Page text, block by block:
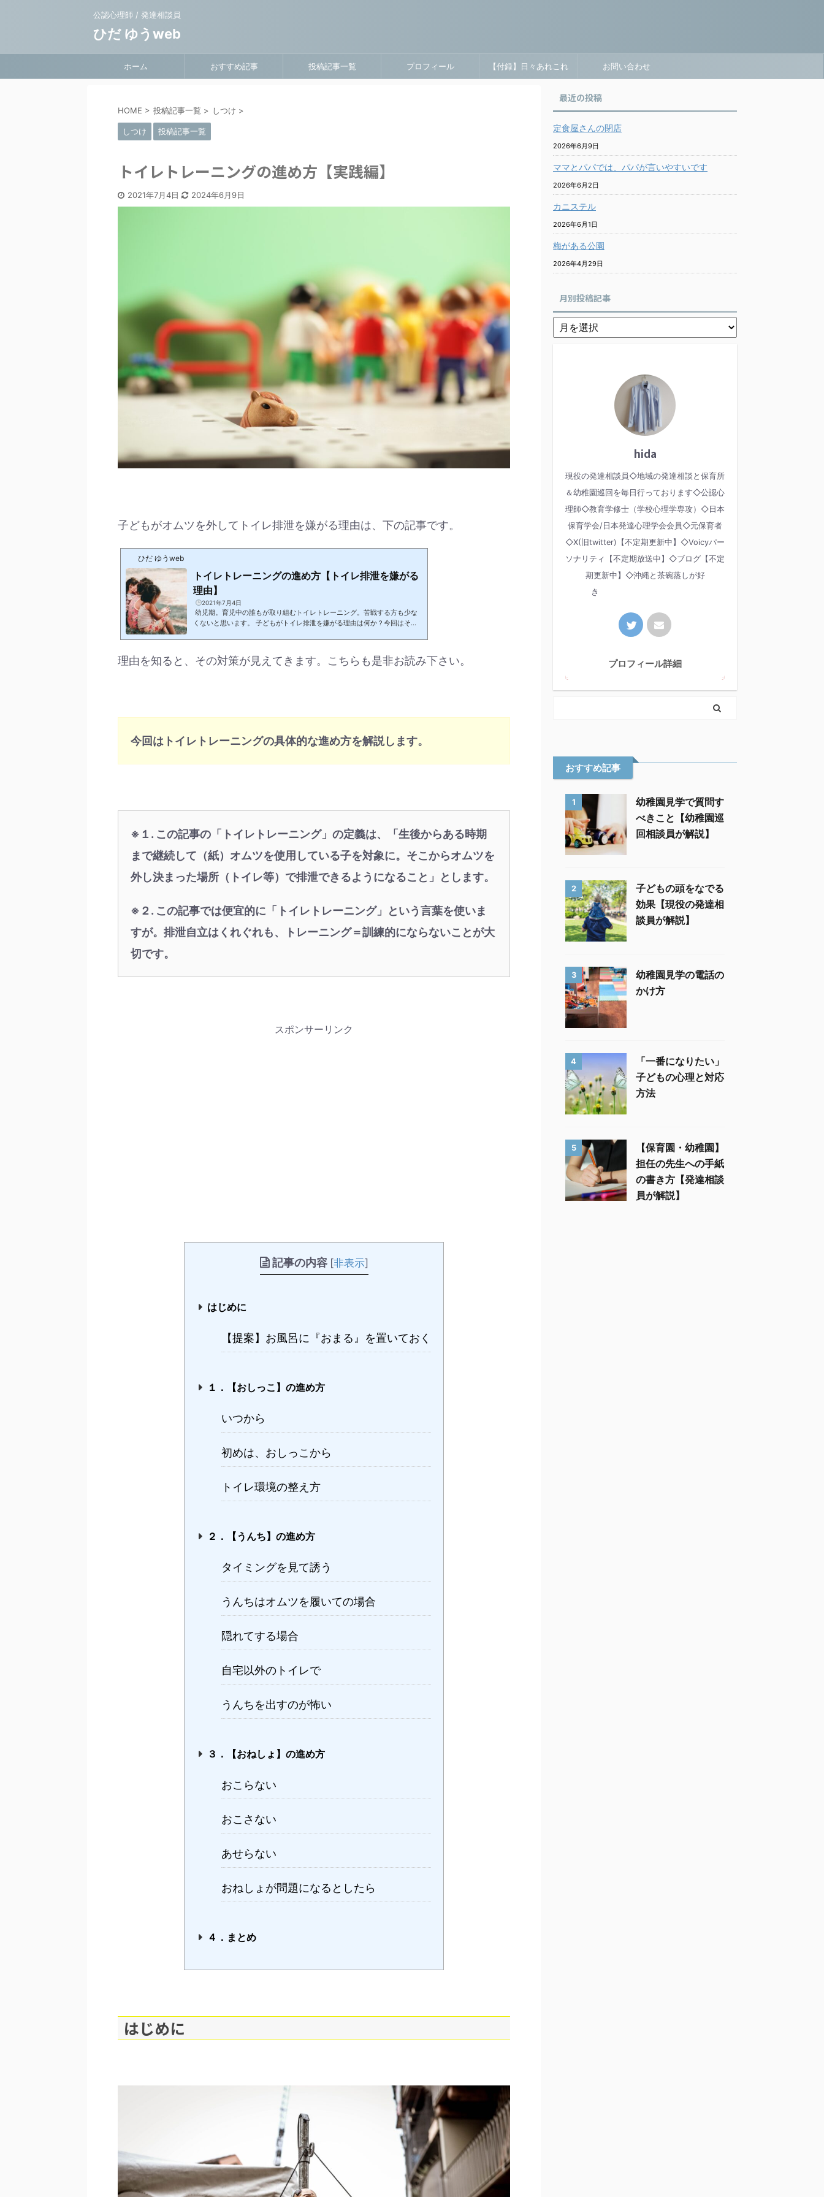
公認心理師 / 発達相談員
ひだ ゆうweb
ホーム おすすめ記事 投稿記事一覧 プロフィール 【付録】日々あれこれ お問い合わせ
HOME > 投稿記事一覧 > しつけ >
しつけ 投稿記事一覧
トイレトレーニングの進め方【実践編】
2021年7月4日 2024年6月9日
子どもがオムツを外してトイレ排泄を嫌がる理由は、下の記事です。
ひだ ゆうweb
トイレトレーニングの進め方【トイレ排泄を嫌がる
理由】
2021年7月4日
幼児期。育児中の誰もが取り組むトイレトレーニング。苦戦する方も少な
くないと思います。 子どもがトイレ排泄を嫌がる理由は何か？今回はその
「トイレトレーニング」という言葉を使いますが。排泄自立はくれぐれも、
トレーニング＝訓練的にならないことが大切です。 １．子どもがトイレ排
理由を知ると、その対策が見えてきます。こちらも是非お読み下さい。
今回はトイレトレーニングの具体的な進め方を解説します。
※１. この記事の「
トイレトレーニング」の定義は、「生後からある時期
まで継続して（紙）オムツを使用している子を対象に。そこからオムツを
外し決まった場所（トイレ等）で排泄できるようになること」とします。
※２. この記事では便宜的に「トイレトレーニング」という言葉を使いま
すが。排泄自立はくれぐれも、トレーニング＝訓練的にならないことが大
切です。
スポンサーリンク
記事の内容 [非表示]
はじめに
【提案】お風呂に『おまる』を置いておく
１．【おしっこ】の進め方
いつから
初めは、おしっこから
トイレ環境の整え方
２．【うんち】の進め方
タイミングを見て誘う
うんちはオムツを履いての場合
隠れてする場合
自宅以外のトイレで
うんちを出すのが怖い
３．【おねしょ】の進め方
おこらない
おこさない
あせらない
おねしょが問題になるとしたら
４．まとめ
はじめに
最近の投稿
定食屋さんの閉店
2026年6月9日
ママとパパでは、パパが言いやすいです
2026年6月2日
カニステル
2026年6月1日
梅がある公園
2026年4月29日
月別投稿記事
hida
現役の発達相談員◇地域の発達相談と保育所
＆幼稚園巡回を毎日行っております◇公認心
理師◇教育学修士（学校心理学専攻）◇日本
保育学会/日本発達心理学会会員◇元保育者
◇X(旧twitter)【不定期更新中】◇Voicyパー
ソナリティ【不定期放送中】◇ブログ【不定
期更新中】◇沖縄と茶碗蒸しが好
き
プロフィール詳細
おすすめ記事
1
幼稚園見学で質問す
べきこと【幼稚園巡
回相談員が解説】
2
子どもの頭をなでる
効果【現役の発達相
談員が解説】
3
幼稚園見学の電話の
かけ方
4
「一番になりたい」
子どもの心理と対応
方法
5
【保育園・幼稚園】
担任の先生への手紙
の書き方【発達相談
員が解説】